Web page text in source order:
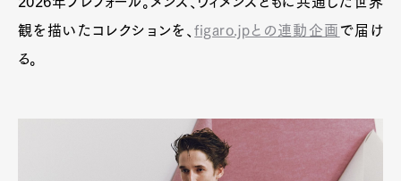
観を描いたコレクションを、figaro.jpとの連動企画 で届け
る。